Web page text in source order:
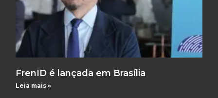
FrenID é lançada em Brasília
Leia mais »